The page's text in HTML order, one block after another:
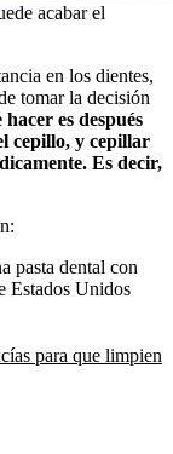
acabar el
en los dientes,
tomar la decisión
hacer es después
cepillo, y cepillar
Es decir,
pasta dental con
Estados Unidos
para que limpien